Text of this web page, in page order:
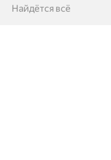
Найдётся всё